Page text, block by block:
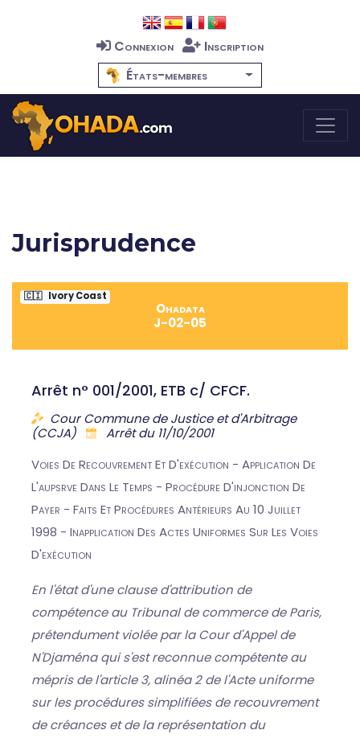
Connexion
Inscription
États-membres
Jurisprudence
🇨🇮 Ivory Coast
Ohadata
J-02-05
Arrêt n° 001/2001, ETB c/ CFCF.
Cour Commune de Justice et d'Arbitrage
(CCJA)
Arrêt du 11/10/2001
Voies De Recouvrement Et D'exécution - Application De
L'aupsrve Dans Le Temps - Procédure D'injonction De
Payer - Faits Et Procédures Antérieurs Au 10 Juillet
1998 - Inapplication Des Actes Uniformes Sur Les Voies
D'exécution
En l'état d'une clause d'attribution de
compétence au Tribunal de commerce de Paris,
prétendument violée par la Cour d'Appel de
N'Djaména qui s'est reconnue compétente au
mépris de l'article 3, alinéa 2 de l'Acte uniforme
sur les procédures simplifiées de recouvrement
de créances et de la représentation du